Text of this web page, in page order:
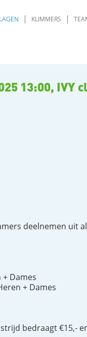
KLIMMERS
13:00, IVY
deelnemen uit
Dames
+ Dames
bedraagt €15,-